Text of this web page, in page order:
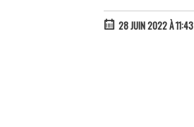
28 JUIN 2022 À 11:43